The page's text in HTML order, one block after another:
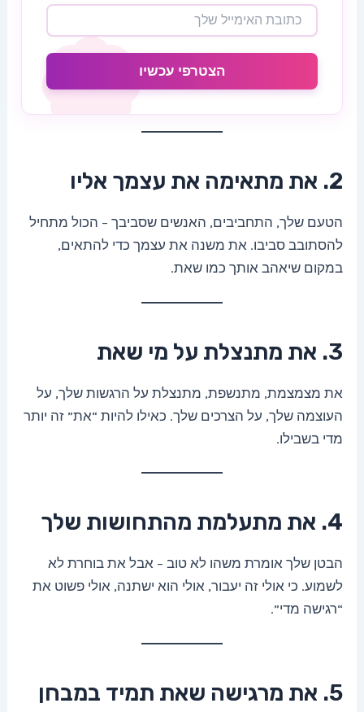
הצטרפי עכשיו
2. את מתאימה את עצמך אליו
הטעם שלך, התחביבים, האנשים שסביבך – הכול מתחיל
להסתובב סביבו. את משנה את עצמך כדי להתאים,
במקום שיאהב אותך כמו שאת.
3. את מתנצלת על מי שאת
את מצמצמת, מתנשפת, מתנצלת על הרגשות שלך, על
העוצמה שלך, על הצרכים שלך. כאילו להיות “את” זה יותר
מדי בשבילו.
4. את מתעלמת מהתחושות שלך
הבטן שלך אומרת משהו לא טוב – אבל את בוחרת לא
לשמוע. כי אולי זה יעבור, אולי הוא ישתנה, אולי פשוט את
“רגישה מדי”.
5. את מרגישה שאת תמיד במבחן